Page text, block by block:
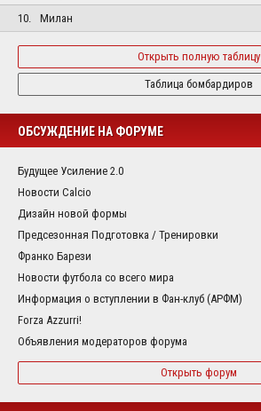
10.
Милан
Открыть полную таблицу
Таблица бомбардиров
ОБСУЖДЕНИЕ НА ФОРУМЕ
Будущее Усиление 2.0
Новости Calcio
Дизайн новой формы
Предсезонная Подготовка / Тренировки
Франко Барези
Новости футбола со всего мира
Информация о вступлении в Фан-клуб (АРФМ)
Forza Azzurri!
Объявления модераторов форума
Открыть форум